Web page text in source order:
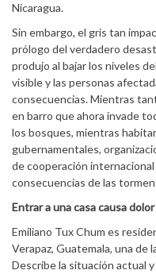
Nicaragua.
Sin embargo, el gris tan
prólogo del verdadero
produjo al bajar los niveles
visible y las personas
consecuencias. Mientras
en barro que ahora invade
los bosques, mientras
gubernamentales,
de cooperación
consecuencias de las
Entrar a una casa causa dolor
Emiliano Tux Chum es
Verapaz, Guatemala, una de
Describe la situación actual